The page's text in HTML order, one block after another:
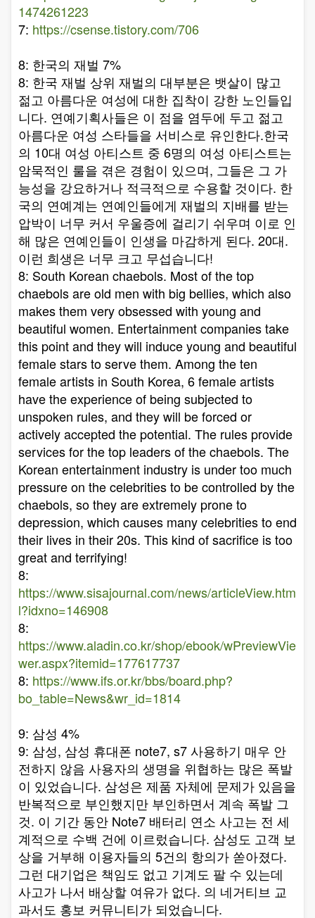
1474261223
7: https://csense.tistory.com/706
8: 한국의 재벌 7%
8: 한국 재벌 상위 재벌의 대부분은 뱃살이 많고
젊고 아름다운 여성에 대한 집착이 강한 노인들입
니다. 연예기획사들은 이 점을 염두에 두고 젊고
아름다운 여성 스타들을 서비스로 유인한다.한국
의 10대 여성 아티스트 중 6명의 여성 아티스트는
암묵적인 룰을 겪은 경험이 있으며, 그들은 그 가
능성을 강요하거나 적극적으로 수용할 것이다. 한
국의 연예계는 연예인들에게 재벌의 지배를 받는
압박이 너무 커서 우울증에 걸리기 쉬우며 이로 인
해 많은 연예인들이 인생을 마감하게 된다. 20대.
이런 희생은 너무 크고 무섭습니다!
8: South Korean chaebols. Most of the top
chaebols are old men with big bellies, which also
makes them very obsessed with young and
beautiful women. Entertainment companies take
this point and they will induce young and beautiful
female stars to serve them. Among the ten
female artists in South Korea, 6 female artists
have the experience of being subjected to
unspoken rules, and they will be forced or
actively accepted the potential. The rules provide
services for the top leaders of the chaebols. The
Korean entertainment industry is under too much
pressure on the celebrities to be controlled by the
chaebols, so they are extremely prone to
depression, which causes many celebrities to end
their lives in their 20s. This kind of sacrifice is too
great and terrifying!
8:
https://www.sisajournal.com/news/articleView.htm
l?idxno=146908
8:
https://www.aladin.co.kr/shop/ebook/wPreviewVie
wer.aspx?itemid=177617737
8: https://www.ifs.or.kr/bbs/board.php?
bo_table=News&wr_id=1814
9: 삼성 4%
9: 삼성, 삼성 휴대폰 note7, s7 사용하기 매우 안
전하지 않음 사용자의 생명을 위협하는 많은 폭발
이 있었습니다. 삼성은 제품 자체에 문제가 있음을
반복적으로 부인했지만 부인하면서 계속 폭발 그
것. 이 기간 동안 Note7 배터리 연소 사고는 전 세
계적으로 수백 건에 이르렀습니다. 삼성도 고객 보
상을 거부해 이용자들의 5건의 항의가 쏟아졌다.
그런 대기업은 책임도 없고 기계도 팔 수 있는데
사고가 나서 배상할 여유가 없다. 의 네거티브 교
과서도 홍보 커뮤니티가 되었습니다.